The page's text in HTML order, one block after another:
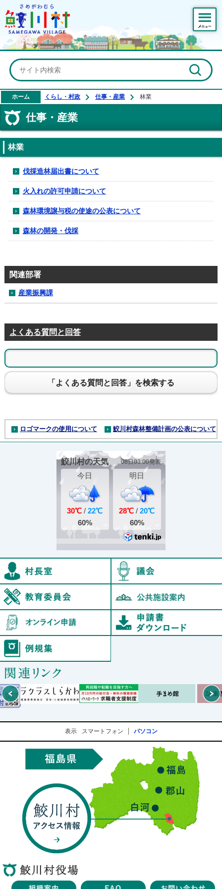
ホーム くらし・村政 仕事・産業 林業
仕事・産業
林業
伐採造林届出書について
火入れの許可申請について
森林環境譲与税の使途の公表について
森林の開発・伐採
関連部署
産業振興課
よくある質問と回答
「よくある質問と回答」を検索する
ロゴマークの使用について 鮫川村森林整備計画の公表について
村長室
オンライン申請
Prev
表示 スマートフォン パソコン